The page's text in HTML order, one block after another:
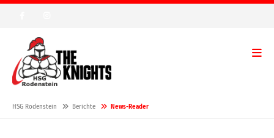
HSG Rodenstein Berichte News-Reader